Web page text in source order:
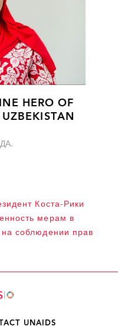
HERO OF
Коста-Рики
мерам в
соблюдении прав
UNAIDS